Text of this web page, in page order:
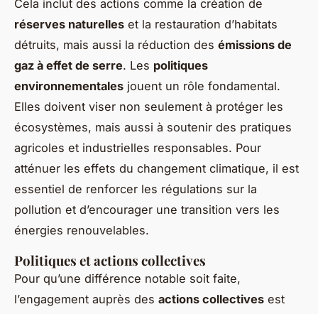
Cela inclut des actions comme la création de
réserves naturelles et la restauration d’habitats
détruits, mais aussi la réduction des émissions de
gaz à effet de serre. Les politiques
environnementales jouent un rôle fondamental.
Elles doivent viser non seulement à protéger les
écosystèmes, mais aussi à soutenir des pratiques
agricoles et industrielles responsables. Pour
atténuer les effets du changement climatique, il est
essentiel de renforcer les régulations sur la
pollution et d’encourager une transition vers les
énergies renouvelables.
Politiques et actions collectives
Pour qu’une différence notable soit faite,
l’engagement auprès des actions collectives est